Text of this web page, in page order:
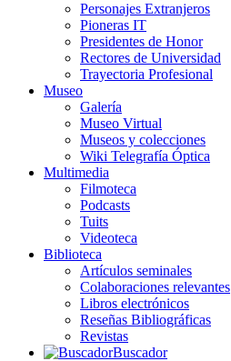
Personajes Extranjeros
Pioneras IT
Presidentes de Honor
Rectores de Universidad
Trayectoria Profesional
Museo
Galería
Museo Virtual
Museos y colecciones
Wiki Telegrafía Óptica
Multimedia
Filmoteca
Podcasts
Tuits
Videoteca
Biblioteca
Artículos seminales
Colaboraciones relevantes
Libros electrónicos
Reseñas Bibliográficas
Revistas
Buscador